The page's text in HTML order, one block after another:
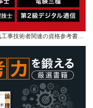
事技術者関連の資格参考書…